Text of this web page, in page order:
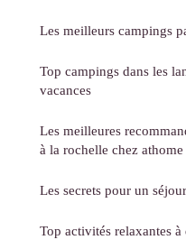
Les meilleurs campings
Top campings dans les
vacances
Les meilleures
à la rochelle chez athome
Les secrets pour un
Top activités relaxantes